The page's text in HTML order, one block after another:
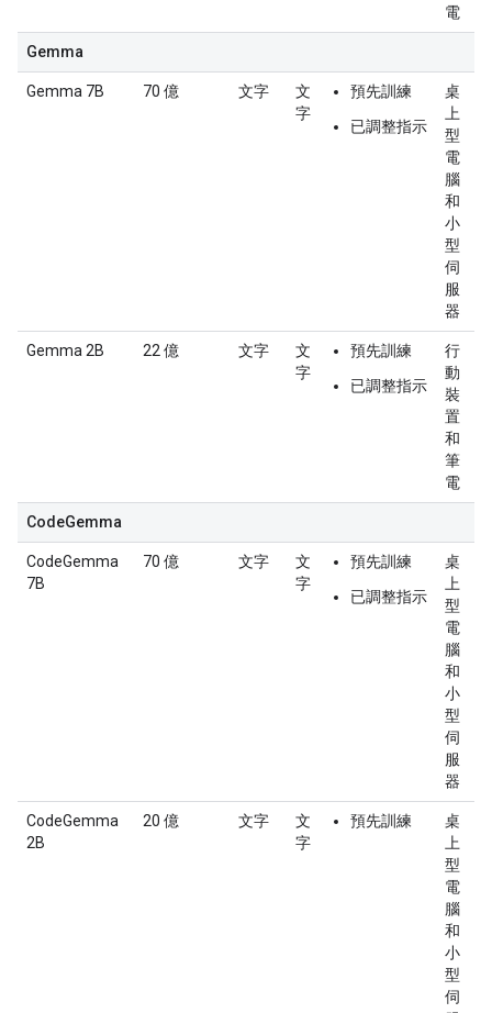
電
Gemma
Gemma 7B 70 億 文字
文
字
預先訓練
已調整指示
桌
上
型
電
腦
和
小
型
伺
服
器
Gemma 2B 22 億 文字
文
字
預先訓練
已調整指示
行
動
裝
置
和
筆
電
CodeGemma
CodeGemma
7B
70 億 文字
文
字
預先訓練
已調整指示
桌
上
型
電
腦
和
小
型
伺
服
器
CodeGemma
2B
20 億 文字
文
字
預先訓練
桌
上
型
電
腦
和
小
型
伺